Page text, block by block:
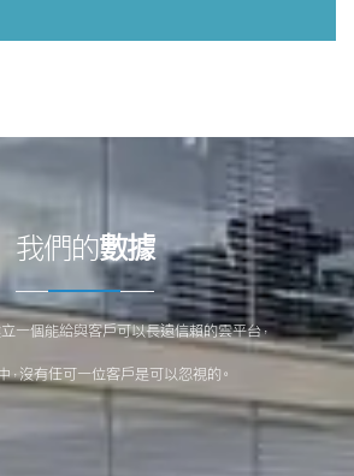
我們的數據
一個能給與客戶可以長遠信賴的雲平台，
，沒有任可一位客戶是可以忽視的。